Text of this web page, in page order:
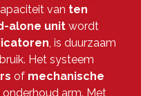
van ten
alone unit wordt
, is duurzaam
Het systeem
of mechanische
arm. Met